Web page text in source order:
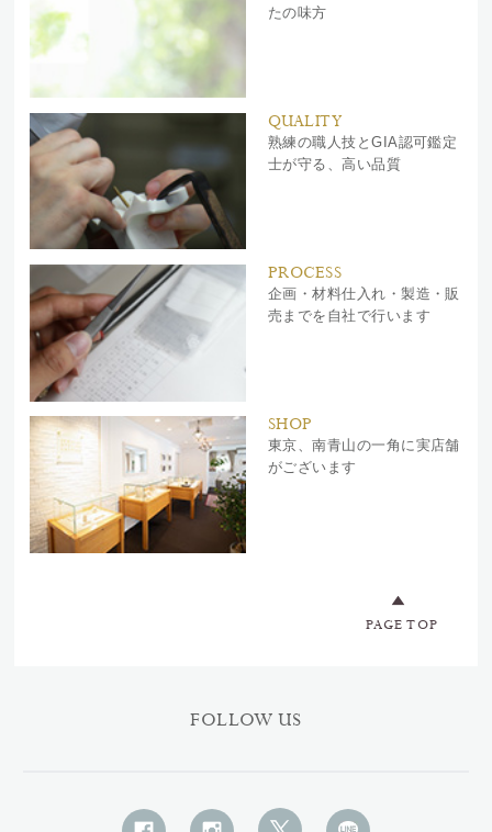
たの味方
QUALITY
熟練の職人技とGIA認可鑑定
士が守る、高い品質
PROCESS
企画・材料仕入れ・製造・販
売までを自社で行います
SHOP
東京、南青山の一角に実店舗
がございます
PAGE TOP
FOLLOW US